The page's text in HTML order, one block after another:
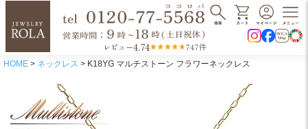
レビュー4.74 747件
HOME ネックレス K18YG マルチストーン フラワーネックレス